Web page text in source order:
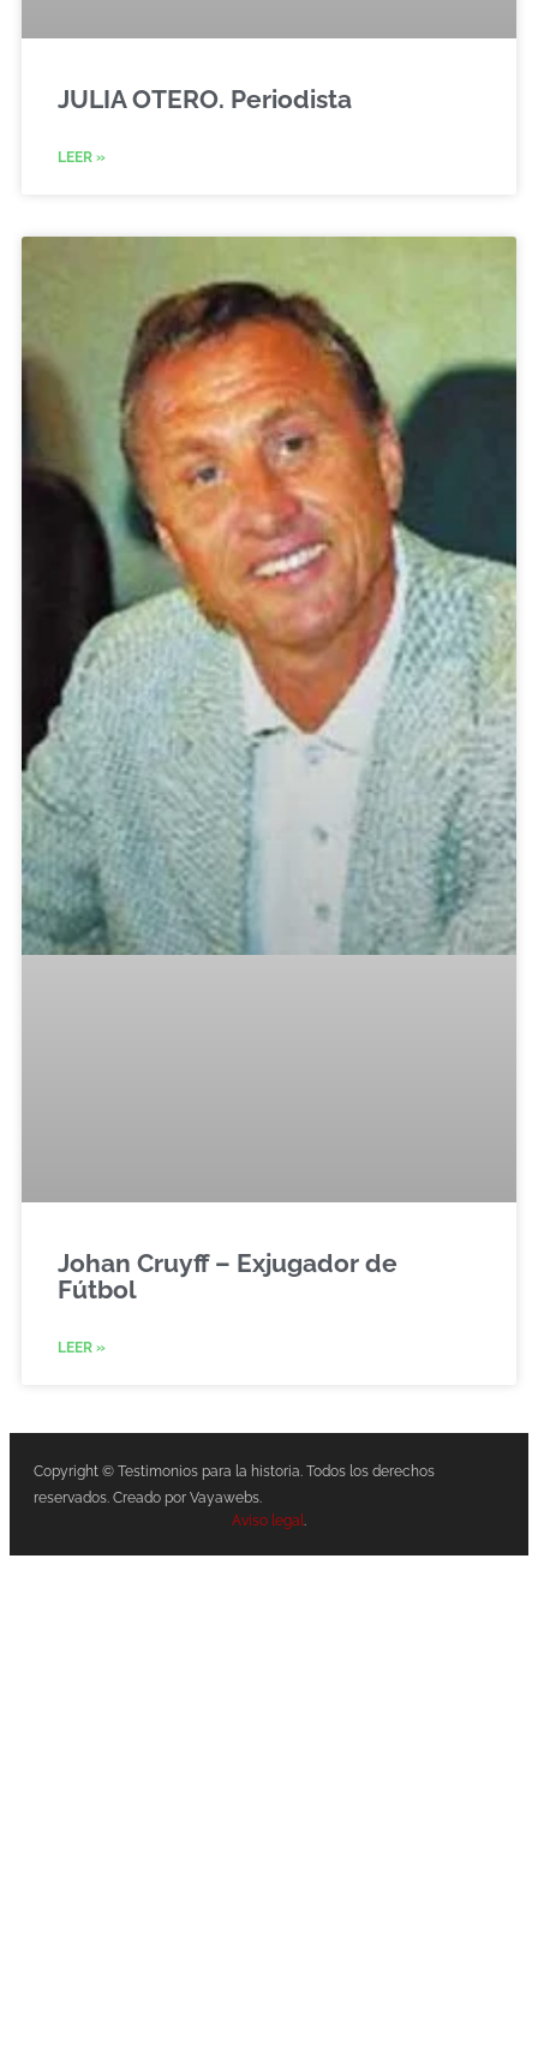
JULIA OTERO. Periodista
LEER »
Johan Cruyff – Exjugador de
Fútbol
LEER »
Copyright © Testimonios para la historia. Todos los derechos
reservados. Creado por Vayawebs.
Aviso legal.